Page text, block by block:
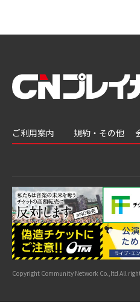
ご利用案内
結果
よくあるご質問
はじめてガイド
公演中止・変更
サイトマップ
規約・その他
利用規約
特商法に基づく
表示
カスタマーハラ
スメントへの対
応指針
Copyright Community Network Co.,ltd All